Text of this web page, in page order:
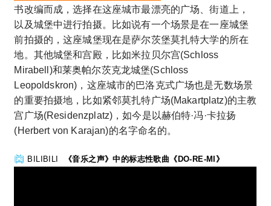
书改编而成，选择在这座城市最漂亮的广场、街道上，
以及城堡中进行拍摄。比如说有一个场景是在一座城堡
前拍摄的，这座城堡现在是萨尔茨堡莫扎特大学的所在
地。其他城堡和宫殿，比如米拉贝尔宫(Schloss
Mirabell)和莱奥帕尔茨克龙城堡(Schloss
Leopoldskron)，这座城市的巴洛克式广场也是无数场景
的重要拍摄地，比如紧邻莫扎特广场(Makartplatz)的主教
宫广场(Residenzplatz)，如今是以赫伯特·冯·卡拉扬
(Herbert von Karajan)的名字命名的。
BILIBILI 《音乐之声》中的标志性歌曲《DO-RE-MI》